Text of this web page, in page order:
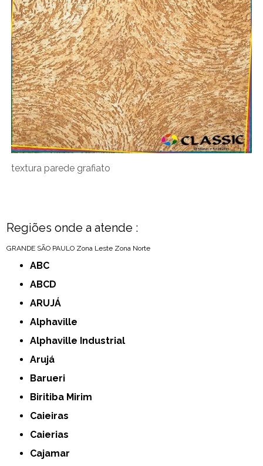
textura parede grafiato
Regiões onde a atende :
GRANDE SÃO PAULO Zona Leste Zona Norte
ABC
ABCD
ARUJÁ
Alphaville
Alphaville Industrial
Arujá
Barueri
Biritiba Mirim
Caieiras
Caierias
Cajamar